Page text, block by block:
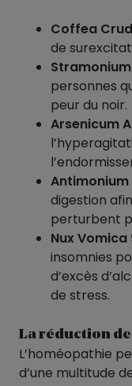
Coffea
de
Stramonium
personnes
peur du noir.
Arsenicum
Antimonium
digestion
perturbent
Nux Vomica
insomnies
d’excès
de stress.
La réduction
L’homéopathie
d’une multitude